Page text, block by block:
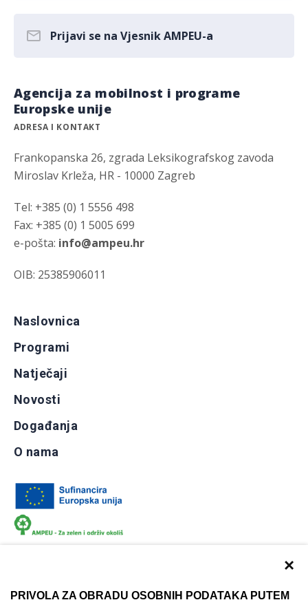
×
PRIVOLA ZA OBRADU OSOBNIH PODATAKA PUTEM
Prijavi se na Vjesnik AMPEU-a
Agencija za mobilnost i programe
Europske unije
ADRESA I KONTAKT
Frankopanska 26, zgrada Leksikografskog zavoda
Miroslav Krleža, HR - 10000 Zagreb
Tel: +385 (0) 1 5556 498
Fax: +385 (0) 1 5005 699
e-pošta: info@ampeu.hr
OIB: 25385906011
Naslovnica
Programi
Natječaji
Novosti
Događanja
O nama